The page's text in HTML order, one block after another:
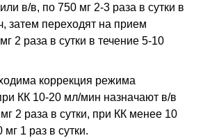
в/в, по 750 мг 2-3 раза в сутки в
затем переходят на прием
2 раза в сутки в течение 5-10
коррекция режима
КК 10-20 мл/мин назначают в/в
2 раза в сутки, при КК менее 10
1 раз в сутки.